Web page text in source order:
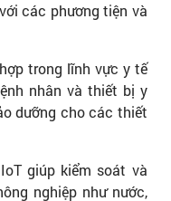
các phương tiện và
trong lĩnh vực y tế
nhân và thiết bị y
dưỡng cho các thiết
giúp kiểm soát và
nghiệp như nước,